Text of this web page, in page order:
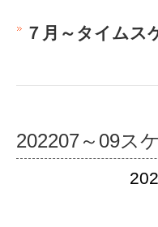
７月～タイムス
202207～09ス